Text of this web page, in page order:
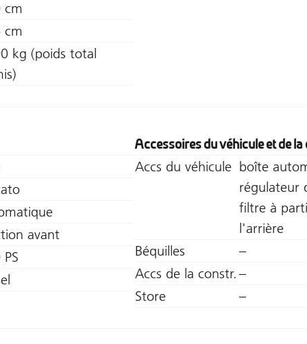
cm
cm
kg (poids total
avant
Accessoires du véhicule et de
Accs du véhicule boîte
régulateur
filtre à
l'arrière
Béquilles
–
Accs de la constr. –
Store
–